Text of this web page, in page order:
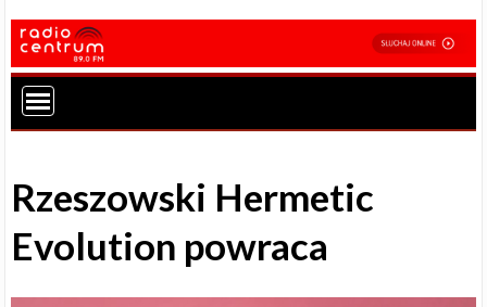
Rzeszowski Hermetic
Evolution powraca